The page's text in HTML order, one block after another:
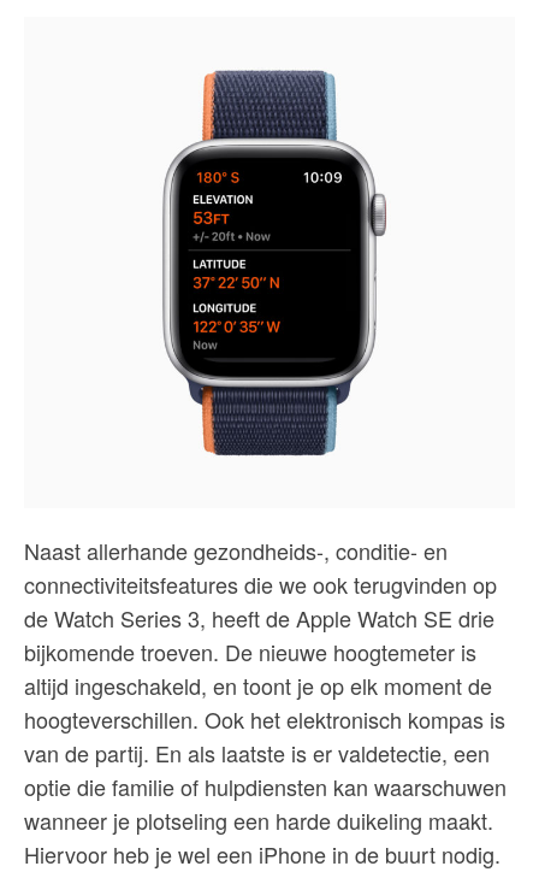
Naast allerhande gezondheids-, conditie- en
connectiviteits­features die we ook terugvinden op
de Watch Series 3, heeft de Apple Watch SE drie
bijkomende troeven. De nieuwe hoogtemeter is
altijd ingeschakeld, en toont je op elk moment de
hoogteverschillen. Ook het elektronisch kompas is
van de partij. En als laatste is er valdetectie, een
optie die familie of hulpdiensten kan waarschuwen
wanneer je plotseling een harde duikeling maakt.
Hiervoor heb je wel een iPhone in de buurt nodig.